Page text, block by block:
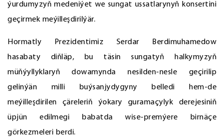
ýurdumyzyň medeniýet we sungat ussatlarynyň konsertini
geçirmek meýilleşdirilýär.
Hormatly Prezidentimiz Serdar Berdimuhamedow
hasabaty diňläp, bu täsin sungatyň halkymyzyň
müňýyllyklaryň dowamynda nesilden-nesle geçirilip
gelinýän milli buýsanjydygyny belledi hem-de
meýilleşdirilen çäreleriň ýokary guramaçylyk derejesiniň
üpjün edilmegi babatda wise-premýere birnäçe
görkezmeleri berdi.